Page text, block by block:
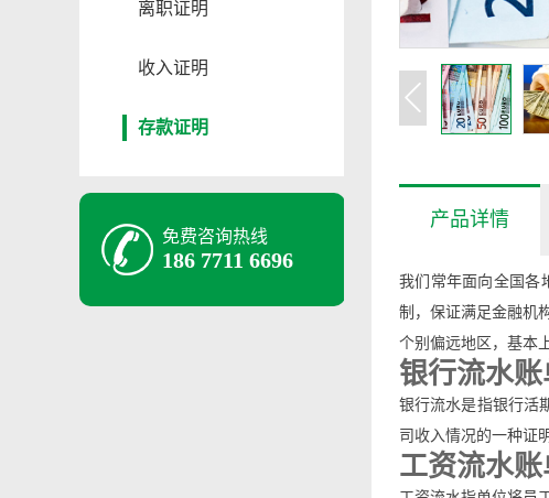
离职证明
收入证明
存款证明
免费咨询热线
186 7711 6696
产品详情
我们常年面向全国各
制，保证满足金融机
个别偏远地区，基本
银行流水账
银行流水是指银行活
司收入情况的一种证
工资流水账